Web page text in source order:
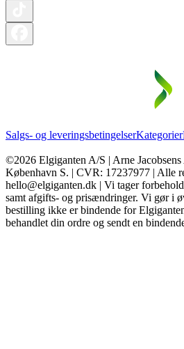
Salgs- og leveringsbetingelserKategorier
©2026 Elgiganten A/S | Arne
København S. | CVR: 17237977 | Alle
hello@elgiganten.dk | Vi tager
samt afgifts- og prisændringer. Vi gør i
bestilling ikke er bindende for
behandlet din ordre og sendt en